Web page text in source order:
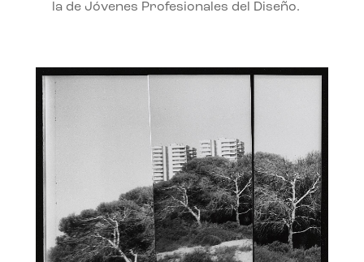
la de Jóvenes Profesionales del Diseño.